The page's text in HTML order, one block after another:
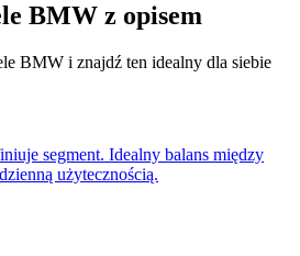
BMW z opisem
BMW i znajdź ten idealny dla siebie
segment. Idealny balans między
użytecznością.